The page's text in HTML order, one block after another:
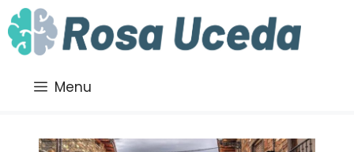
Saltar
al
contenido
Menu